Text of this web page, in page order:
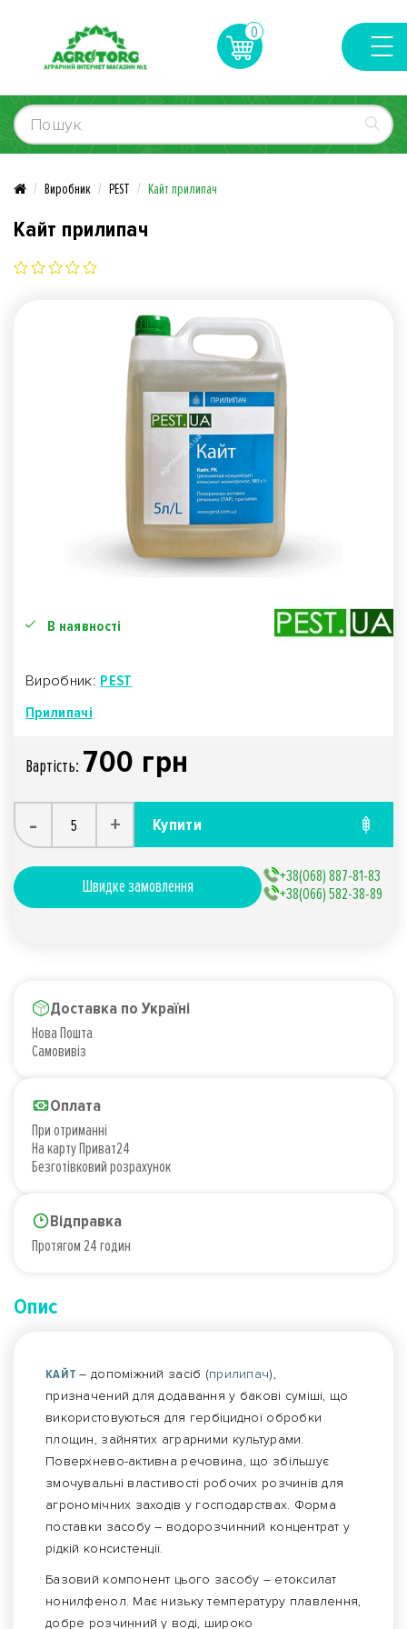
0
Виробник PEST Кайт прилипач
Кайт прилипач
В наявності
Виробник: PEST
Прилипачі
Вартiсть: 700 грн
- + Купити
Швидке замовлення
+38(068) 887-81-83
+38(066) 582-38-89
Доставка по Україні
Нова Пошта
Самовивіз
Оплата
При отриманні
На карту Приват24
Безготівковий розрахунок
Відправка
Протягом 24 годин
Опис
КАЙТ– допоміжний засіб (прилипач),
призначений для додавання у бакові суміші, що
використовуються для гербіцидної обробки
площин, зайнятих аграрними культурами.
Поверхнево-активна речовина, що збільшує
змочувальні властивості робочих розчинів для
агрономічних заходів у господарствах. Форма
поставки засобу – водорозчинний концентрат у
рідкій консистенції.
Базовий компонент цього засобу – етоксилат
нонилфенол. Має низьку температуру плавлення,
добре розчинний у воді, широко